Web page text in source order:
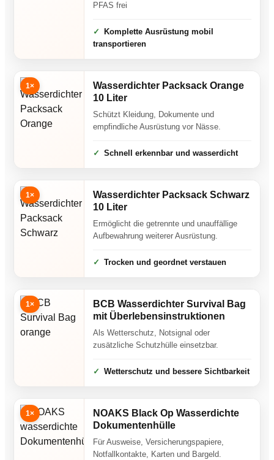
PFAS frei
Komplette Ausrüstung mobil
transportieren
1×
Wasserdichter Packsack Orange
10 Liter
Schützt Kleidung, Dokumente und
empfindliche Ausrüstung vor Nässe.
Schnell erkennbar und wasserdicht
1×
Wasserdichter Packsack Schwarz
10 Liter
Ermöglicht die getrennte und unauffällige
Aufbewahrung weiterer Ausrüstung.
Trocken und geordnet verstauen
1×
BCB Wasserdichter Survival Bag
mit Überlebensinstruktionen
Als Wetterschutz, Notsignal oder
zusätzliche Schutzhülle einsetzbar.
Wetterschutz und bessere Sichtbarkeit
1×
NOAKS Black Op Wasserdichte
Dokumentenhülle
Für Ausweise, Versicherungspapiere,
Notfallkontakte, Karten und Bargeld.